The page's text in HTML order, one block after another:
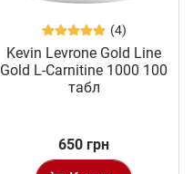
(4)
Kevin Levrone Gold Line
Gold L-Carnitine 1000 100
табл
650 грн